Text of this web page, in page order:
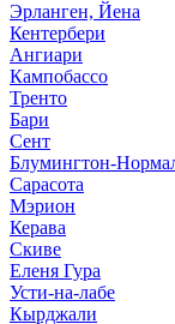
Эрланген, Йена
Кентербери
Ангиари
Кампобассо
Тренто
Бари
Сент
Блумингтон-
Сарасота
Мэрион
Керава
Скиве
Еленя Гура
Усти-на-лабе
Кырджали